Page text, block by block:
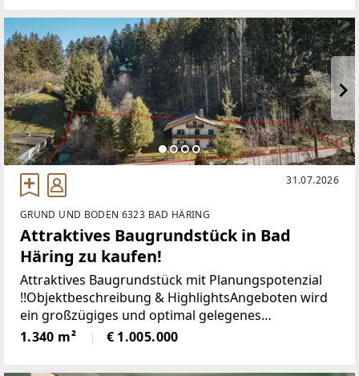
31.07.2026
GRUND UND BODEN 6323 BAD HÄRING
Attraktives Baugrundstück in Bad
Häring zu kaufen!
Attraktives Baugrundstück mit Planungspotenzial
!!Objektbeschreibung & HighlightsAngeboten wird
ein großzügiges und optimal gelegenes
Baugrundstück mit einer Gesamtfläche von ca.
1.340 m² in Bad Häring. Dieses Grundstück wird
1.340 m² € 1.005.000